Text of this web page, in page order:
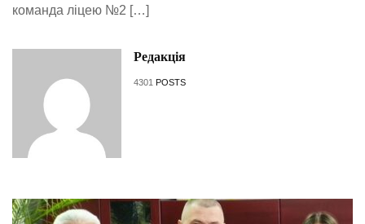
команда ліцею №2 […]
Редакція
4301 POSTS